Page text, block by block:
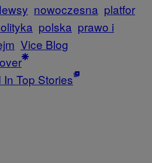
nowoczesna platfor
polska prawo i
Vice Blog
Top Stories